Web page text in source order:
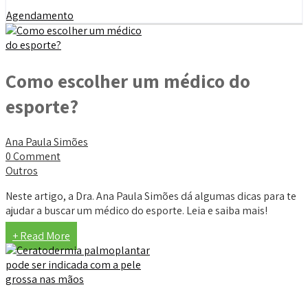
Agendamento
Como escolher um médico do
esporte?
Ana Paula Simões
0 Comment
Outros
Neste artigo, a Dra. Ana Paula Simões dá algumas dicas para te
ajudar a buscar um médico do esporte. Leia e saiba mais!
+ Read More